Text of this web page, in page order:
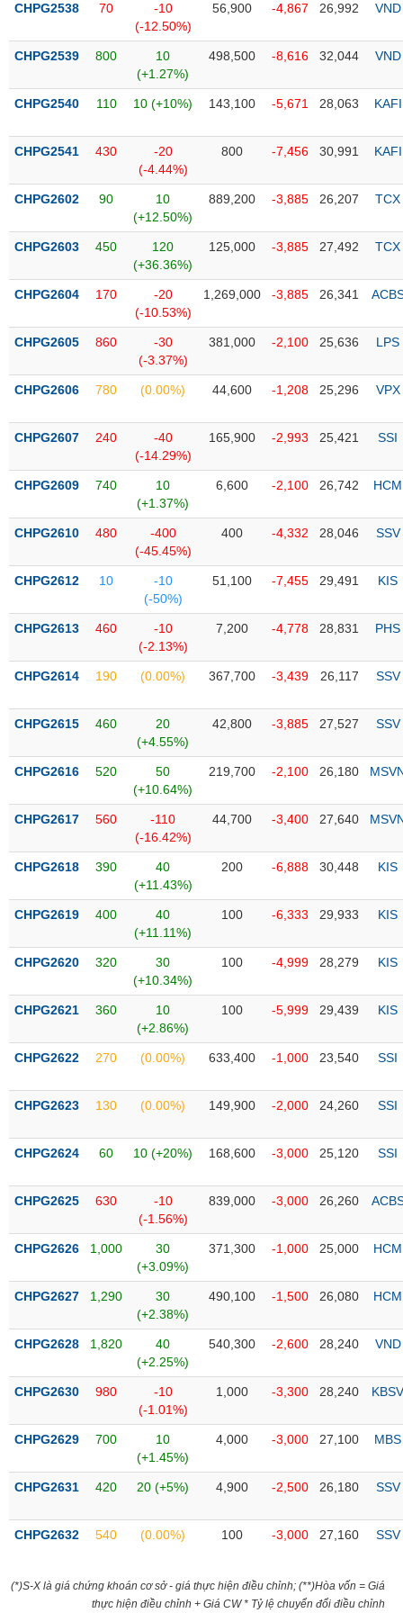
thái
phiếu
mô
thị
Niêm
Niêm
mới
yết
sung
niêm
yết
Theo
dõi
biệt
được
quỹ
mục
ETF
Cổ
chi
tiết
Tổng
quan
Giao
dịch
Tài
chính
Phân
tích
thuật
sơ
nghiệp
tức
sự
Tài
lý
thị
CHPG2538 70
-10
(-12.50%)
56,900 -4,867 26,992 VND
CHPG2539 800
10
(+1.27%)
498,500 -8,616 32,044 VND
CHPG2540 110 10 (+10%) 143,100 -5,671 28,063 KAFI
CHPG2541 430
-20
(-4.44%)
800 -7,456 30,991 KAFI
CHPG2602 90
10
(+12.50%)
889,200 -3,885 26,207 TCX
CHPG2603 450
120
(+36.36%)
125,000 -3,885 27,492 TCX
CHPG2604 170
-20
(-10.53%)
1,269,000 -3,885 26,341
CHPG2605 860
-30
(-3.37%)
381,000 -2,100 25,636 LPS
CHPG2606 780 (0.00%) 44,600 -1,208 25,296 VPX
CHPG2607 240
-40
(-14.29%)
165,900 -2,993 25,421 SSI
CHPG2609 740
10
(+1.37%)
6,600 -2,100 26,742 HCM
CHPG2610 480
-400
(-45.45%)
400 -4,332 28,046 SSV
CHPG2612 10
-10
(-50%)
51,100 -7,455 29,491 KIS
CHPG2613 460
-10
(-2.13%)
7,200 -4,778 28,831 PHS
CHPG2614 190 (0.00%) 367,700 -3,439 26,117 SSV
CHPG2615 460
20
(+4.55%)
42,800 -3,885 27,527 SSV
CHPG2616 520
50
(+10.64%)
219,700 -2,100 26,180
CHPG2617 560
-110
(-16.42%)
44,700 -3,400 27,640
CHPG2618 390
40
(+11.43%)
200 -6,888 30,448 KIS
CHPG2619 400
40
(+11.11%)
100 -6,333 29,933 KIS
CHPG2620 320
30
(+10.34%)
100 -4,999 28,279 KIS
CHPG2621 360
10
(+2.86%)
100 -5,999 29,439 KIS
CHPG2622 270 (0.00%) 633,400 -1,000 23,540 SSI
CHPG2623 130 (0.00%) 149,900 -2,000 24,260 SSI
CHPG2624 60 10 (+20%) 168,600 -3,000 25,120 SSI
CHPG2625 630
-10
(-1.56%)
839,000 -3,000 26,260
CHPG2626 1,000
30
(+3.09%)
371,300 -1,000 25,000 HCM
CHPG2627 1,290
30
(+2.38%)
490,100 -1,500 26,080 HCM
CHPG2628 1,820
40
(+2.25%)
540,300 -2,600 28,240 VND
CHPG2630 980
-10
(-1.01%)
1,000 -3,300 28,240 KBSV
CHPG2629 700
10
(+1.45%)
4,000 -3,000 27,100 MBS
CHPG2631 420 20 (+5%) 4,900 -2,500 26,180 SSV
CHPG2632 540 (0.00%) 100 -3,000 27,160 SSV
(*)S-X là giá chứng khoán cơ sở - giá thực hiện điều chỉnh; (**)Hòa vốn = Giá
thực hiện điều chỉnh + Giá CW * Tỷ lệ chuyển đổi điều chỉnh
NGÀNH
DOANH
NGHIỆP
PHIẾU
PHÁI
TRÁI
CÔNG
ĐẦU
TƯ
DỮ
MỚI
Ngành
(-)
VS-
LƯỢNG
NGUYÊN
VẬT
NGHIỆP
TIÊU
DÙNG
THIẾT
DÙNG
THIẾT